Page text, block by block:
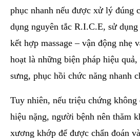
phục nhanh nếu được xử lý đúng
dụng nguyên tắc R.I.C.E, sử
kết hợp massage – vận động nhẹ
hoạt là những biện pháp hiệu
sưng, phục hồi chức năng nhanh
Tuy nhiên, nếu triệu chứng không
hiệu nặng, người bệnh nên thăm
xương khớp để được chẩn đoán